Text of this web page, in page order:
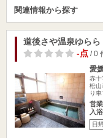
関連情報から探す
道後さや温泉ゆら
-点/ 0
愛
赤十
松山
り車
営
入
日